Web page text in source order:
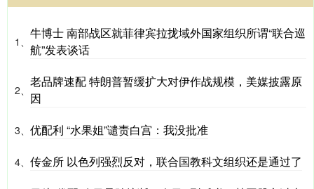
1、
牛博士 南部战区就菲律宾拉拢域外国家组织所谓“联合巡
航”发表谈话
2、
老品牌速配 特朗普暂缓扩大对伊作战规模，美媒披露原
因
3、 优配利 “水果姐”谴责白宫：我没批准
4、 传金所 以色列强烈反对，联合国教科文组织还是通过了